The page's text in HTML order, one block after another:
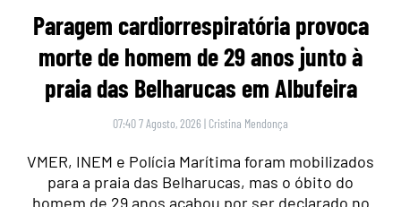
Paragem cardiorrespiratória provoca
morte de homem de 29 anos junto à
praia das Belharucas em Albufeira
07:40 7 Agosto, 2026 | Cristina Mendonça
VMER, INEM e Polícia Marítima foram mobilizados
para a praia das Belharucas, mas o óbito do
homem de 29 anos acabou por ser declarado no